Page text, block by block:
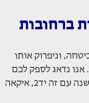
ברחובות
וניפרוק אותו
אנו נדאג לספק לכם
שרות המלא להרכבת ארונות לא משנה עם זה יד2, איקאה